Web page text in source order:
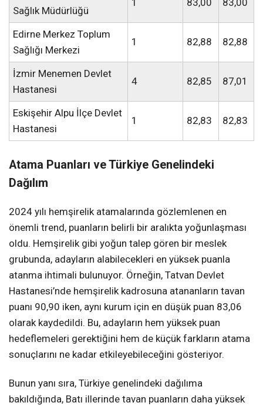
Sağlık Müdürlüğü
Edirne Merkez Toplum
Sağlığı Merkezi
1 82,88 82,88
İzmir Menemen Devlet
Hastanesi
4 82,85 87,01
Eskişehir Alpu İlçe Devlet
Hastanesi
1 82,83 82,83
Atama Puanları ve Türkiye Genelindeki
Dağılım
2024 yılı hemşirelik atamalarında gözlemlenen en
önemli trend, puanların belirli bir aralıkta yoğunlaşması
oldu. Hemşirelik gibi yoğun talep gören bir meslek
grubunda, adayların alabilecekleri en yüksek puanla
atanma ihtimali bulunuyor. Örneğin, Tatvan Devlet
Hastanesi’nde hemşirelik kadrosuna atananların tavan
puanı 90,90 iken, aynı kurum için en düşük puan 83,06
olarak kaydedildi. Bu, adayların hem yüksek puan
hedeflemeleri gerektiğini hem de küçük farkların atama
sonuçlarını ne kadar etkileyebileceğini gösteriyor.
Bunun yanı sıra, Türkiye genelindeki dağılıma
bakıldığında, Batı illerinde tavan puanların daha yüksek